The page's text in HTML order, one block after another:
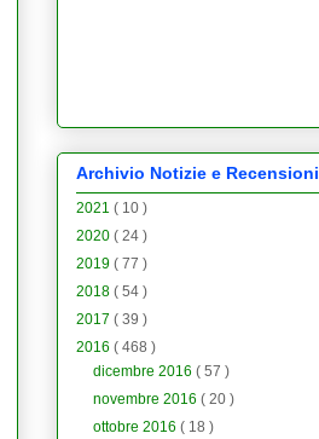
Archivio Notizie e Recensioni
2021 ( 10 )
2020 ( 24 )
2019 ( 77 )
2018 ( 54 )
2017 ( 39 )
2016 ( 468 )
dicembre 2016( 57 )
novembre 2016( 20 )
ottobre 2016( 18 )